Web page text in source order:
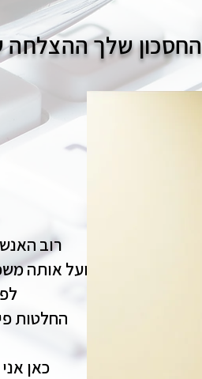
החסכון שלך ההצלחה
רוב
בפועל אותה
החלטות
כאן